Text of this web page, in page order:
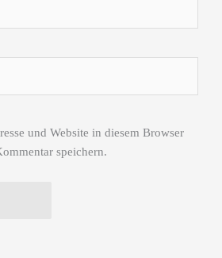
und Website in diesem Browser
speichern.